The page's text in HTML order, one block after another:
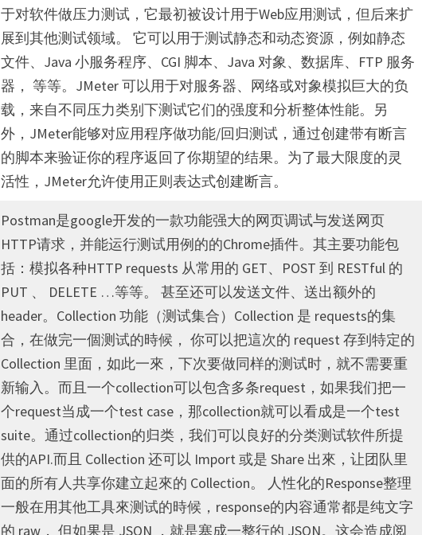
于对软件做压力测试，它最初被设计用于Web应用测试，但后来扩
展到其他测试领域。 它可以用于测试静态和动态资源，例如静态
文件、Java 小服务程序、CGI 脚本、Java 对象、数据库、FTP 服务
器， 等等。JMeter 可以用于对服务器、网络或对象模拟巨大的负
载，来自不同压力类别下测试它们的强度和分析整体性能。另
外，JMeter能够对应用程序做功能/回归测试，通过创建带有断言
的脚本来验证你的程序返回了你期望的结果。为了最大限度的灵
活性，JMeter允许使用正则表达式创建断言。
Postman是google开发的一款功能强大的网页调试与发送网页
HTTP请求，并能运行测试用例的的Chrome插件。其主要功能包
括：模拟各种HTTP requests 从常用的 GET、POST 到 RESTful 的
PUT 、 DELETE …等等。 甚至还可以发送文件、送出额外的
header。Collection 功能（测试集合）Collection 是 requests的集
合，在做完一個测试的時候， 你可以把這次的 request 存到特定的
Collection 里面，如此一來，下次要做同样的测试时，就不需要重
新输入。而且一个collection可以包含多条request，如果我们把一
个request当成一个test case，那collection就可以看成是一个test
suite。通过collection的归类，我们可以良好的分类测试软件所提
供的API.而且 Collection 还可以 Import 或是 Share 出來，让团队里
面的所有人共享你建立起來的 Collection。 人性化的Response整理
一般在用其他工具來测试的時候，response的内容通常都是纯文字
的 raw， 但如果是 JSON ，就是塞成一整行的 JSON。这会造成阅